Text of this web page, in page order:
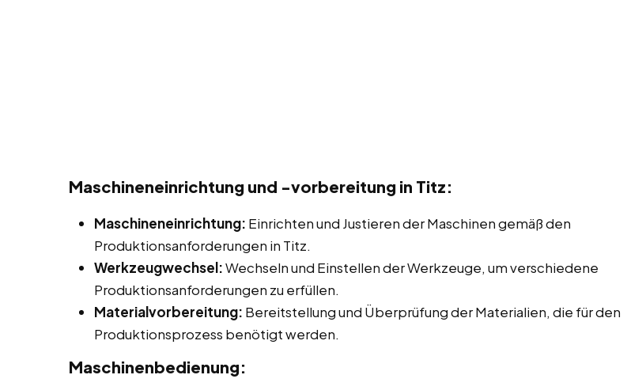
Maschineneinrichtung und -vorbereitung in Titz:
Maschineneinrichtung: Einrichten und Justieren der Maschinen gemäß den
Produktionsanforderungen in Titz.
Werkzeugwechsel:Wechseln und Einstellen der Werkzeuge, um verschiedene
Produktionsanforderungen zu erfüllen.
Materialvorbereitung: Bereitstellung und Überprüfung der Materialien, die für den
Produktionsprozess benötigt werden.
Maschinenbedienung: